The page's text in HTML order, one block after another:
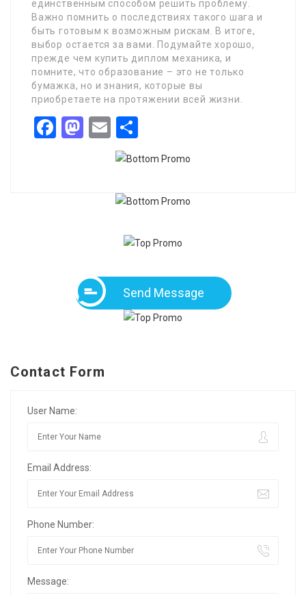
единственным способом решить проблему.
Важно помнить о последствиях такого шага и
быть готовым к возможным рискам. В итоге,
выбор остается за вами. Подумайте хорошо,
прежде чем купить диплом механика, и
помните, что образование – это не только
бумажка, но и знания, которые вы
приобретаете на протяжении всей жизни.
Facebook
Mastodon
Email
Send Message
Contact Form
User Name:
Email Address:
Phone Number:
Message: